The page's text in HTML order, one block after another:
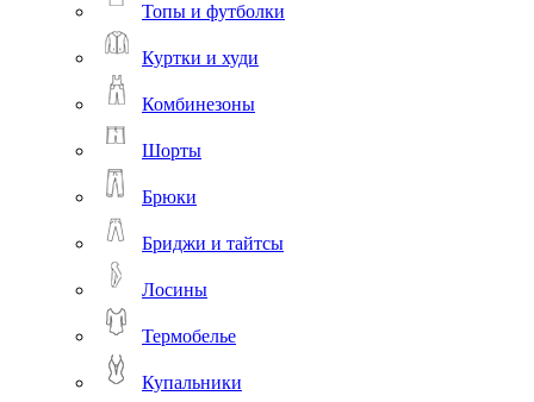
Топы и футболки
Куртки и худи
Комбинезоны
Шорты
Брюки
Бриджи и тайтсы
Лосины
Термобелье
Купальники